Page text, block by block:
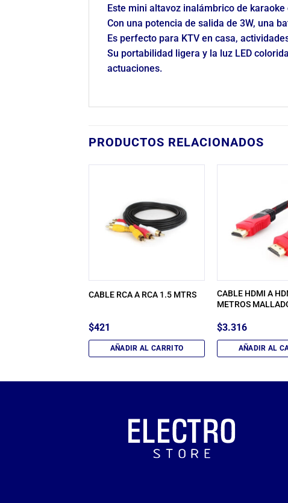
Este mini altavoz inalámbrico de karaoke
Con una potencia de salida de 3W, una
Es perfecto para KTV en casa,
Su portabilidad ligera y la luz LED colorida
actuaciones.
PRODUCTOS RELACIONADOS
CABLE RCA A RCA 1.5 MTRS
$421
AÑADIR AL CARRITO
CABLE HDMI A
METROS
$3.316
AÑADIR AL